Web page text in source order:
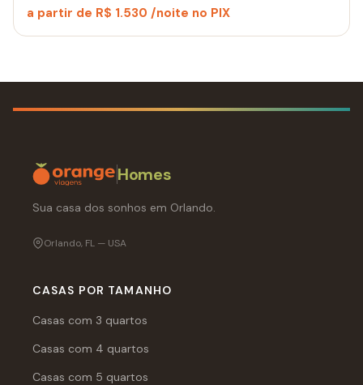
a partir de R$ 1.530 /noite no PIX
Homes
Sua casa dos sonhos em Orlando.
Orlando, FL — USA
CASAS POR TAMANHO
Casas com 3 quartos
Casas com 4 quartos
Casas com 5 quartos